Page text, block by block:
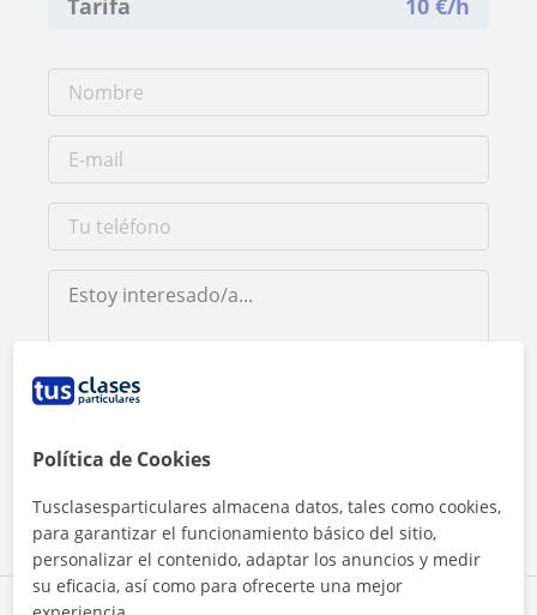
Contactar ahora
Política de Cookies
Tusclasesparticulares almacena datos, tales como cookies,
para garantizar el funcionamiento básico del sitio,
personalizar el contenido, adaptar los anuncios y medir
su eficacia, así como para ofrecerte una mejor